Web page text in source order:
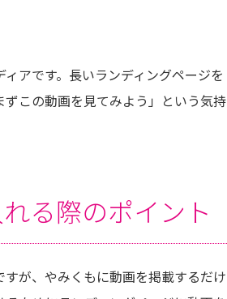
アです。長いランディングページを
この動画を見てみよう」という気持
る際のポイント
が、やみくもに動画を掲載するだけ